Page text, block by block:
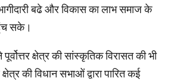
बढे और विकास का लाभ समाज के
सके।
क्षेत्र की सांस्कृतिक विरासत की भी
क्षेत्र की विधान सभाओं द्वारा पारित कई